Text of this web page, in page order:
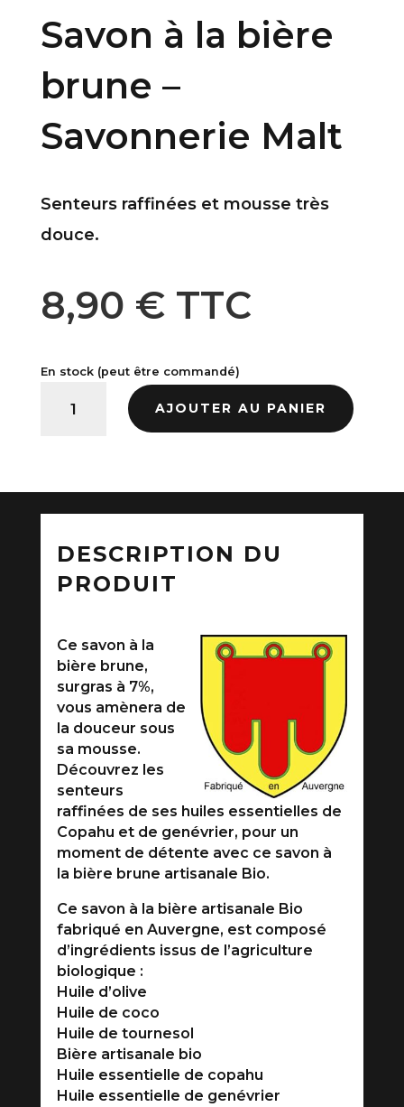
Savon à la bière
brune –
Savonnerie Malt
Senteurs raffinées et mousse très
douce.
8,90 € TTC
En stock (peut être commandé)
quantité de Savon à la bière brune - Savonnerie Malt
AJOUTER AU PANIER
DESCRIPTION DU
PRODUIT
Ce savon à la
bière brune,
surgras à 7%,
vous amènera de
la douceur sous
sa mousse.
Découvrez les
senteurs
raffinées de ses huiles essentielles de
Copahu et de genévrier, pour un
moment de détente avec ce savon à
la bière brune artisanale Bio.
Ce savon à la bière artisanale Bio
fabriqué en Auvergne, est composé
d’ingrédients issus de l’agriculture
biologique :
Huile d’olive
Huile de coco
Huile de tournesol
Bière artisanale bio
Huile essentielle de copahu
Huile essentielle de genévrier